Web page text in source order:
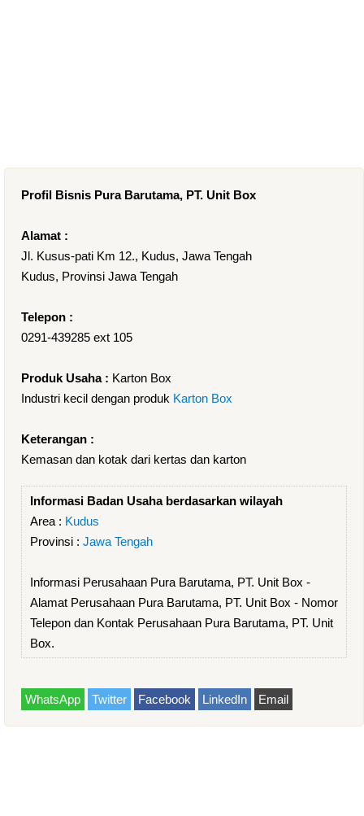
Profil Bisnis Pura Barutama, PT. Unit Box
Alamat :
Jl. Kusus-pati Km 12., Kudus, Jawa Tengah
Kudus, Provinsi Jawa Tengah
Telepon :
0291-439285 ext 105
Produk Usaha : Karton Box
Industri kecil dengan produk Karton Box
Keterangan :
Kemasan dan kotak dari kertas dan karton
Informasi Badan Usaha berdasarkan wilayah
Area : Kudus
Provinsi : Jawa Tengah
Informasi Perusahaan Pura Barutama, PT. Unit Box -
Alamat Perusahaan Pura Barutama, PT. Unit Box - Nomor
Telepon dan Kontak Perusahaan Pura Barutama, PT. Unit
Box.
WhatsApp Twitter Facebook LinkedIn Email